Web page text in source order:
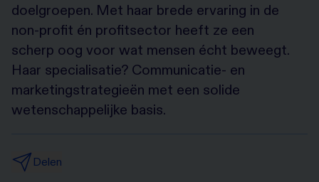
doelgroepen. Met haar brede ervaring in de
non-profit én profitsector heeft ze een
scherp oog voor wat mensen écht beweegt.
Haar specialisatie? Communicatie- en
marketingstrategieën met een solide
wetenschappelijke basis.
Delen